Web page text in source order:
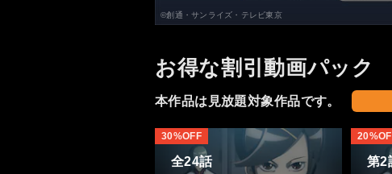
©創通・サンライズ・テレビ東京
お得な割引動画パック
本作品は見放題対象作品です。
全24話
30%OFF
第2